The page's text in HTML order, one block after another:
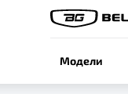
Модели